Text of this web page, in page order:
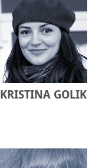
KRISTINA GOLIK